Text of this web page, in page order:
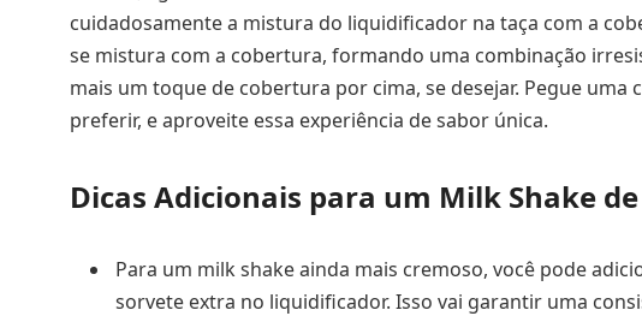
cuidadosamente a mistura do liquidificador na taça com a
se mistura com a cobertura, formando uma combinação
mais um toque de cobertura por cima, se desejar. Pegue uma
preferir, e aproveite essa experiência de sabor única.
Dicas Adicionais para um Milk Shake
Para um milk shake ainda mais cremoso, você pode
sorvete extra no liquidificador. Isso vai garantir uma